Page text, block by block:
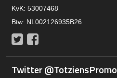
KvK: 53007468
Btw: NL002126935B26
Twitter
Twitter @TotziensPromo